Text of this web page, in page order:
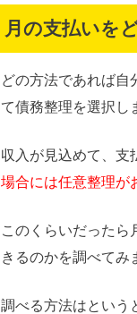
月の支払いを
どの方法であれば自
て債務整理を選択し
収入が見込めて、支
場合には任意整理が
このくらいだったら
きるのかを調べてみ
調べる方法はという